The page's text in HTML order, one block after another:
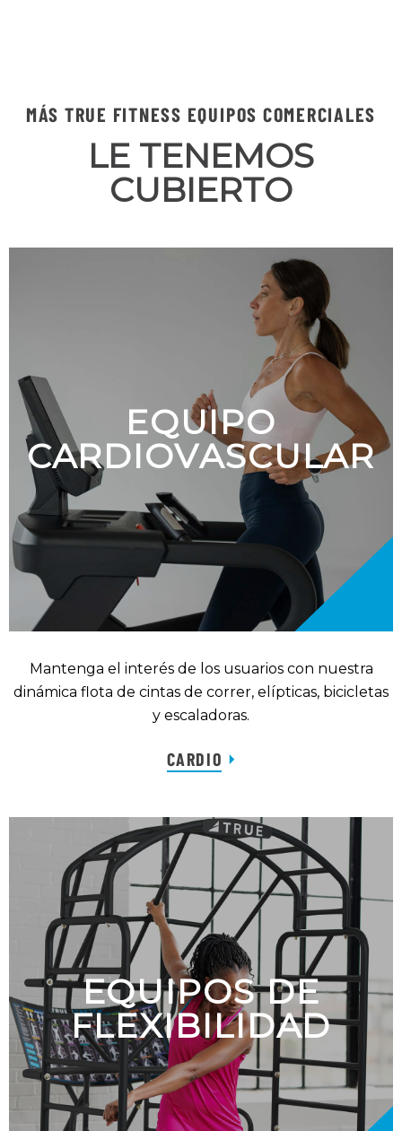
MÁS TRUE FITNESS EQUIPOS COMERCIALES
LE TENEMOS
CUBIERTO
EQUIPO
CARDIOVASCULAR
Mantenga el interés de los usuarios con nuestra
dinámica flota de cintas de correr, elípticas, bicicletas
y escaladoras.
CARDIO
EQUIPOS DE
FLEXIBILIDAD